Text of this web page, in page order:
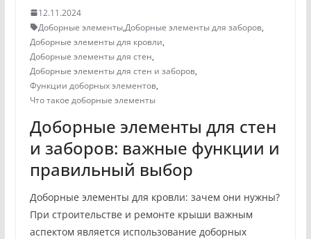
12.11.2024
Доборные элементы,Доборные элементы для заборов,
Доборные элементы для кровли,
Доборные элементы для стен,
Доборные элементы для стен и заборов,
Функции доборных элементов,
Что такое доборные элементы
Доборные элементы для стен
и заборов: важные функции и
правильный выбор
Доборные элементы для кровли: зачем они нужны?
При строительстве и ремонте крыши важным
аспектом является использование доборных